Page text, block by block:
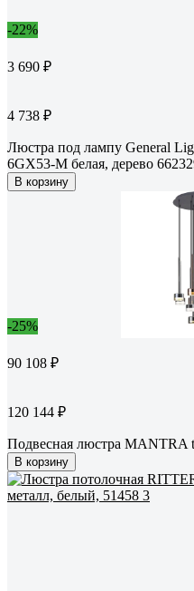
-22%
3 690 ₽
4 738 ₽
Люстра под лампу General
6GX53-M белая, дерево
В корзину
-25%
90 108 ₽
120 144 ₽
Подвесная люстра MANTRA
В корзину